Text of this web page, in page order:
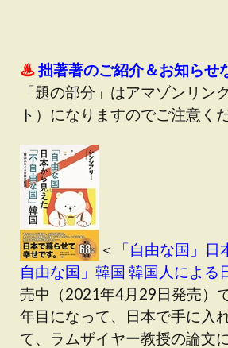
♨拙著著のご紹介＆お知らせ
「題の部分」はアマゾンリン
ト）になりますのでご注意く
＜
「自由な国」
自由な国」韓国 韓国人による
売中（2021年4月29日発売）
年目になって、日本で手に入
て、ラムザイヤー教授の論文